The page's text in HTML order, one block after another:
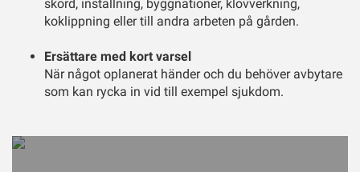
skörd, installning, byggnationer, klövverkning,
koklippning eller till andra arbeten på gården.
Ersättare med kort varsel
När något oplanerat händer och du behöver avbytare
som kan rycka in vid till exempel sjukdom.